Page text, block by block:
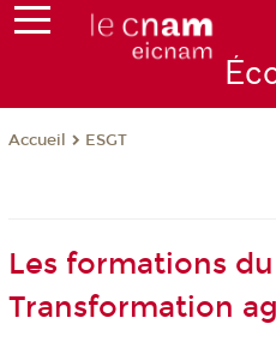
Accueil ESGT
Les formations
Transformation